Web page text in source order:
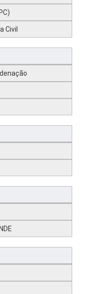
Civil